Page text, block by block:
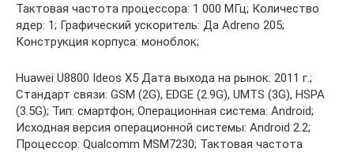
Тактовая частота процессора: 1 000 МГц; Количество
ядер: 1; Графический ускоритель: Да Adreno 205;
Конструкция корпуса: моноблок;
Huawei U8800 Ideos X5 Дата выхода на рынок: 2011 г.;
Стандарт связи: GSM (2G), EDGE (2.9G), UMTS (3G), HSPA
(3.5G); Тип: смартфон; Операционная система: Android;
Исходная версия операционной системы: Android 2.2;
Процессор: Qualcomm MSM7230; Тактовая частота